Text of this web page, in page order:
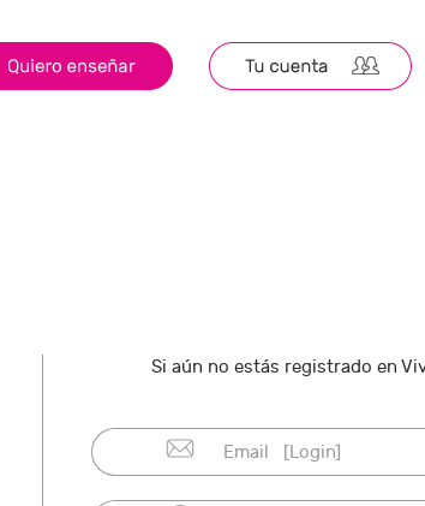
Si aún no estás registrado en